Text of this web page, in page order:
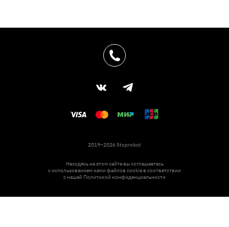
2019–2026 Stoprobot
Находясь на этом сайте вы соглашаетесь
с использованием нами файлов cookie в соответствии
с нашей Политикой конфиденциальности